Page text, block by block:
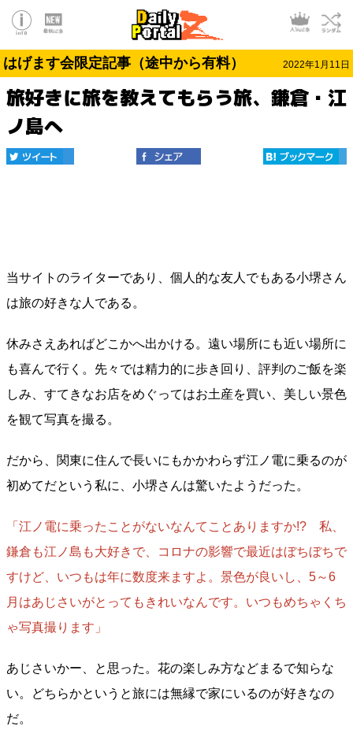
はげます会限定記事（途中から有料） 2022年1月11日
旅好きに旅を教えてもらう旅、鎌倉・江
ノ島へ
当サイトのライターであり、個人的な友人でもある小堺さん
は旅の好きな人である。
休みさえあればどこかへ出かける。遠い場所にも近い場所に
も喜んで行く。先々では精力的に歩き回り、評判のご飯を楽
しみ、すてきなお店をめぐってはお土産を買い、美しい景色
を観て写真を撮る。
だから、関東に住んで長いにもかかわらず江ノ電に乗るのが
初めてだという私に、小堺さんは驚いたようだった。
「江ノ電に乗ったことがないなんてことありますか!? 私、
鎌倉も江ノ島も大好きで、コロナの影響で最近はぼちぼちで
すけど、いつもは年に数度来ますよ。景色が良いし、5～6
月はあじさいがとってもきれいなんです。いつもめちゃくち
ゃ写真撮ります」
あじさいかー、と思った。花の楽しみ方などまるで知らな
い。どちらかというと旅には無縁で家にいるのが好きなの
だ。